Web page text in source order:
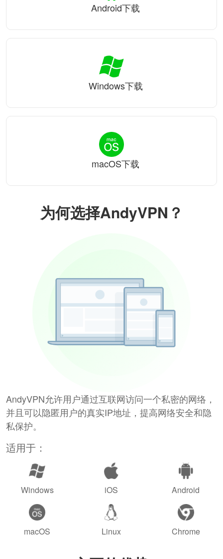
为何选择AndyVPN？
AndyVPN允许用户通过互联网访问一个私密的网络，
并且可以隐匿用户的真实IP地址，提高网络安全和隐
私保护。
适用于：
Windows iOS Android
macOS Linux Chrome
Android下载
Windows下载
macOS下载